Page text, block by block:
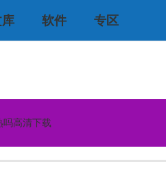
软件 专区
吗高清下载